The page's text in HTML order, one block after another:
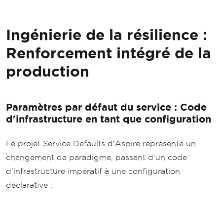
Ingénierie de la résilience :
Renforcement intégré de la
production
Paramètres par défaut du service : Code
d'infrastructure en tant que configuration
Le projet Service Defaults d'Aspire représente un
changement de paradigme, passant d'un code
d'infrastructure impératif à une configuration
déclarative :